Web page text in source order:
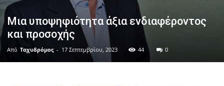
Μια υποψηφιότητα άξια ενδιαφέροντος
και προσοχής
Από Ταχυδρόμος - 17 Σεπτεμβρίου, 2023 44 0